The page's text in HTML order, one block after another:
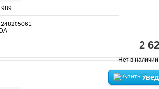
2
Нет в наличии